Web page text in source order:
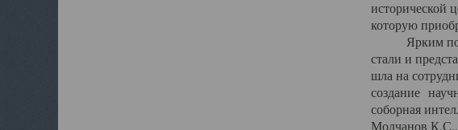
исторической
которую
Ярким
стали и
шла на
создание
соборная
Молчанов